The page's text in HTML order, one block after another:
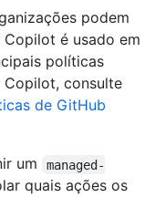
podem
é usado em
políticas
consulte
de GitHub
um
managed-
quais ações os